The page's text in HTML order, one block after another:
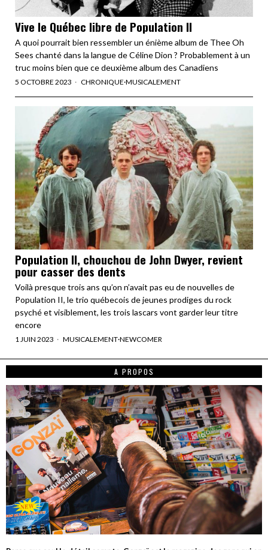
Vive le Québec libre de Population II
A quoi pourrait bien ressembler un énième album de Thee Oh
Sees chanté dans la langue de Céline Dion ? Probablement à un
truc moins bien que ce deuxième album des Canadiens
5 OCTOBRE 2023 CHRONIQUE·MUSICALEMENT
Population II, chouchou de John Dwyer, revient
pour casser des dents
Voilà presque trois ans qu’on n’avait pas eu de nouvelles de
Population II, le trio québecois de jeunes prodiges du rock
psyché et visiblement, les trois lascars vont garder leur titre
encore
1 JUIN 2023 MUSICALEMENT·NEWCOMER
A PROPOS